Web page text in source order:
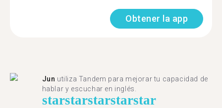
Obtener la app
Jun utiliza Tandem para mejorar tu capacidad de
hablar y escuchar en inglés.
starstarstarstarstar